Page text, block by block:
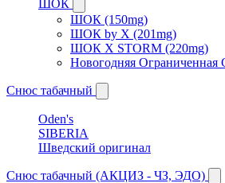
ШОК
ШОК (150mg)
ШОК by X (201mg)
ШОК X STORM (220mg)
Новогодняя Ограниченная
Снюс табачный
Oden's
SIBERIA
Шведский оригинал
Снюс табачный (АКЦИЗ - ЧЗ, ЭДО)